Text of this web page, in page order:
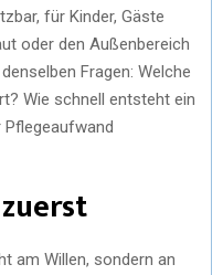
für Kinder, Gäste
oder den Außenbereich
Fragen: Welche
Wie schnell entsteht ein
Pflegeaufwand
am Willen, sondern an